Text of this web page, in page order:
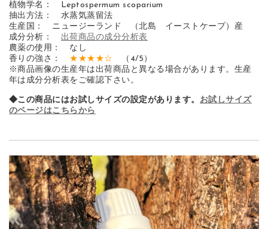
植物学名： Leptospermum scoparium
抽出方法： 水蒸気蒸留法
生産国： ニュージーランド （北島 イーストケープ）産
成分分析： 出荷商品の成分分析表
農薬の使用： なし
香りの強さ： ★★★★☆
（4/5）
※商品画像の生産年は出荷商品と異なる場合があります。生産
年は成分分析表をご確認下さい。
◆この商品にはお試しサイズの設定があります。 お試しサイズ
のページはこちらから